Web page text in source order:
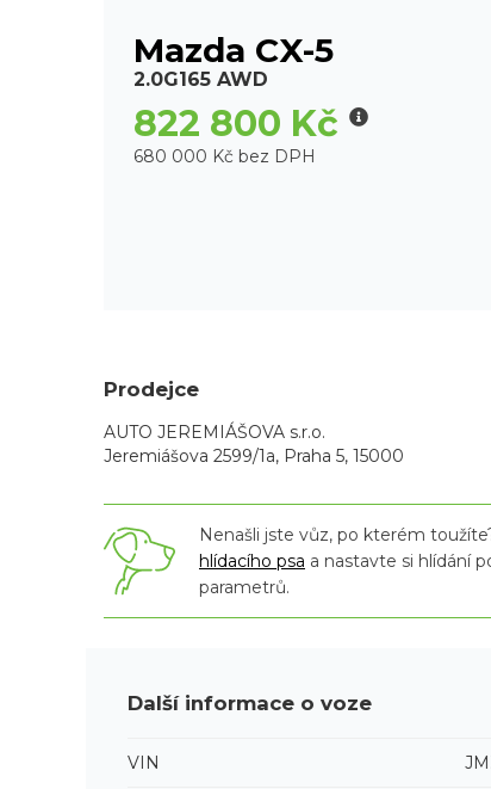
Mazda CX-5
2.0G165 AWD
822 800 Kč
680 000 Kč bez DPH
Prodejce
AUTO JEREMIÁŠOVA s.r.o.
Jeremiášova 2599/1a, Praha 5, 15000
Nenašli jste vůz, po kterém
hlídacího psa a nastavte si hlídání
parametrů.
Další informace o voze
VIN